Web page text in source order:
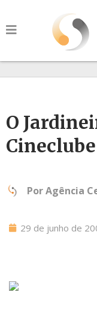
O
PorAgência
29 de junho de